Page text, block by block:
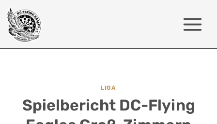
Zum
Inhalt
springen
LIGA
Spielbericht DC-Flying